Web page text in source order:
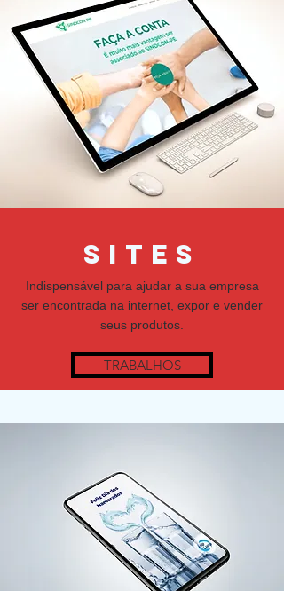
SITES
Indispensável para ajudar a sua empresa
ser encontrada na internet, expor e vender
seus produtos.
TRABALHOS